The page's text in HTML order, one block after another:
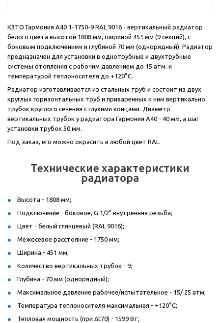
КЗТО Гармония А40 1-1750-9 RAL 9016 - вертикальный радиатор
белого цвета высотой 1808 мм, шириной 451 мм (9 секций), с
боковым подключением и глубиной 70 мм (однорядный). Радиатор
предназначен для установки в однотрубные и двухтрубные
системы отопления с рабочим давлением до 15 атм. и
температурой теплоносителя до +120°С.
Радиатор изготавливается из стальных труб и состоит из двух
круглых горизонтальных труб и приваренных к ним вертикально
трубок круглого сечения с глухими концами. Диаметр
вертикальных трубок у радиатора Гармония А40 - 40 мм, а шаг
установки трубок 50 мм.
Под заказ, его можно окрасить в любой цвет RAL.
Технические характеристики
радиатора
Высота - 1808 мм;
Подключение - боковое, G 1/2" внутренняя резьба;
Цвет - белый глянцевый (RAL 9016);
Межосевое расстояние - 1750 мм;
Ширина - 451 мм;
Количество вертикальных трубок - 9;
Глубина - 70 мм (однорядный);
Максимальное давление рабочее/испытательное - 15/ 25 атм;
Температура теплоносителя максимальная - +120°С;
Тепловая мощность (при Δt70) - 1599 Вт;